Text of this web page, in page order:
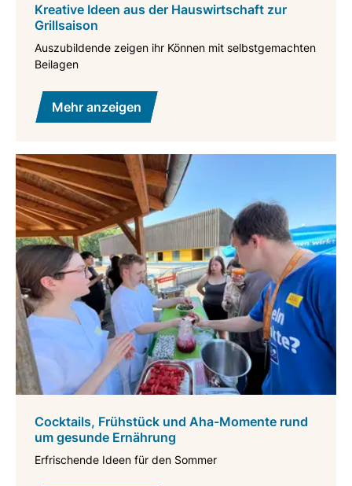
Kreative Ideen aus der Hauswirtschaft zur
Grillsaison
Auszubildende zeigen ihr Können mit selbstgemachten
Beilagen
Mehr anzeigen
Cocktails, Frühstück und Aha-Momente rund
um gesunde Ernährung
Erfrischende Ideen für den Sommer